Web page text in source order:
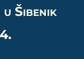
Šibenik